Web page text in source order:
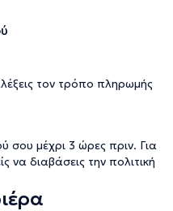
τον τρόπο πληρωμής
σου μέχρι 3 ώρες πριν. Για
να διαβάσεις την πολιτική